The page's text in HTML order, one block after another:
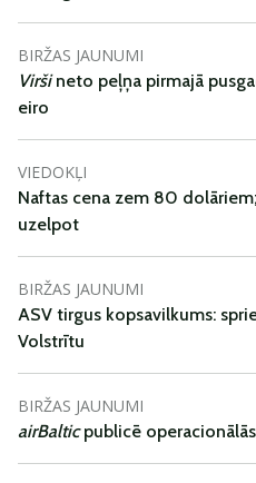
BIRŽAS JAUNUMI
Viršineto peļņa pirmajā
eiro
VIEDOKĻI
Naftas cena zem 80
uzelpot
BIRŽAS JAUNUMI
ASV tirgus kopsavilkums:
Volstrītu
BIRŽAS JAUNUMI
airBalticpublicē